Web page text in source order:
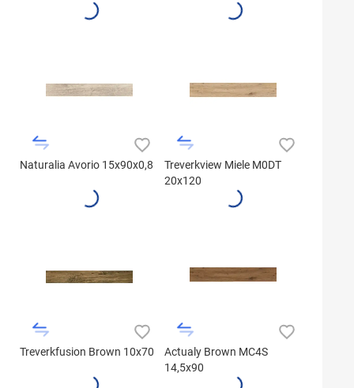
Naturalia Avorio 15x90x0,8
Treverkview Miele M0DT
20x120
Treverkfusion Brown 10x70
Actualy Brown MC4S
14,5x90